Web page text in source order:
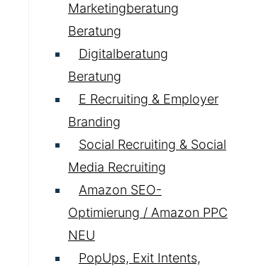
Marketingberatung
Beratung
Digitalberatung
Beratung
E Recruiting & Employer
Branding
Social Recruiting & Social
Media Recruiting
Amazon SEO-
Optimierung / Amazon PPC
NEU
PopUps, Exit Intents,